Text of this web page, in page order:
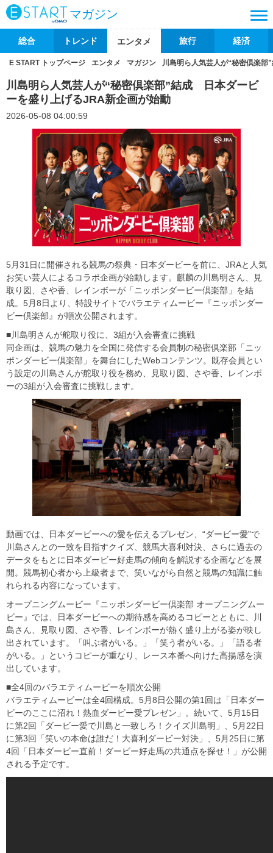
マガジン
総合 トレンド エンタメ 旅行 経済
E START トップページ エンタメ マガジン 川島明ら人気芸人が“秘密倶楽
川島明ら人気芸人が“秘密倶楽部”結成 日本ダービ
ーを盛り上げるJRA新企画が始動
2026-05-08 04:00:59
5月31日に開催される競馬の祭典・日本ダービーを前に、JRAと人気
お笑い芸人によるコラボ企画が始動します。麒麟の川島明さん、見
取り図、さや香、レインボーが「ニッポンダービー倶楽部」を結
成。5月8日より、特設サイトでバラエティムービー『ニッポンダー
ビー倶楽部』が順次公開されます。
■川島明さんが舵取り役に、3組が入会審査に挑戦
同企画は、競馬の魅力を全国に発信する会員制の秘密倶楽部「ニッ
ポンダービー倶楽部」を舞台にしたWebコンテンツ。既存会員とい
う設定の川島さんが舵取り役を務め、見取り図、さや香、レインボ
ーの3組が入会審査に挑戦します。
動画では、日本ダービーへの愛を伝えるプレゼン、“ダービー愛”で
川島さんとの一致を目指すクイズ、競馬大喜利対決、さらに過去の
データをもとに日本ダービー好走馬の傾向を解説する企画などを展
開。競馬初心者から上級者まで、笑いながら自然と競馬の知識に触
れられる内容になっています。
オープニングムービー『ニッポンダービー倶楽部 オープニングムー
ビー』では、日本ダービーへの期待感を高めるコピーとともに、川
島さん、見取り図、さや香、レインボーが熱く盛り上がる姿が映し
出されています。「叫ぶ者がいる。」「笑う者がいる。」「語る者
がいる。」というコピーが重なり、レース本番へ向けた高揚感を演
出しています。
■全4回のバラエティムービーを順次公開
バラエティムービーは全4回構成。5月8日公開の第1回は「日本ダー
ビーのここに沼れ！熱血ダービー愛プレゼン」。続いて、5月15日
に第2回「ダービー愛で川島と一致しろ！クイズ川島明」、5月22日
に第3回「笑いの本命は誰だ！大喜利ダービー対決」、5月25日に第
4回「日本ダービー直前！ダービー好走馬の共通点を探せ！」が公開
される予定です。